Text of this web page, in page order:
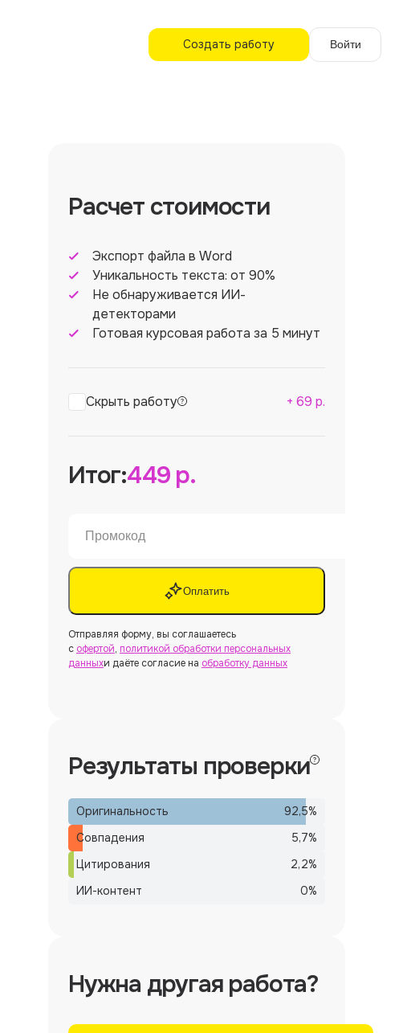
Создать работу Войти
Расчет стоимости
Экспорт файла в Word
Уникальность текста: от 90%
Не обнаруживается ИИ-
детекторами
Готовая курсовая работа за 5 минут
Скрыть работу + 69 р.
Итог:449р.
Оплатить
Отправляя форму, вы соглашаетесь
с офертой, политикой обработки персональных
данныхи даёте согласие на обработку данных
Результаты проверки
Оригинальность 92,5%
Совпадения
5,7%
Цитирования
2,2%
ИИ-контент
0%
Нужна другая работа?